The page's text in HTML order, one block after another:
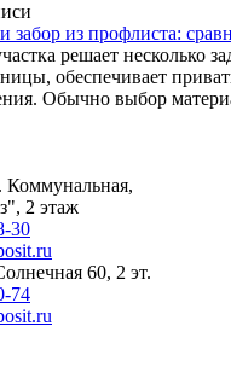
забор из профлиста:
решает несколько
обеспечивает
Обычно выбор
Коммунальная,
2 этаж
30
60, 2 эт.
74